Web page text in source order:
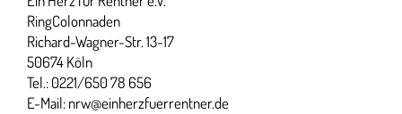
RingColonnaden
Richard-Wagner-Str. 13-17
50674 Köln
Tel.: 0221/650 78 656
E-Mail:nrw@einherzfuerrentner.de